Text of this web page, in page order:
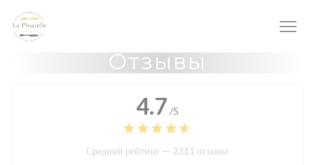
Панель управления cookies
Отзывы
4.7 /5
Средний рейтинг — 2311 отзывы